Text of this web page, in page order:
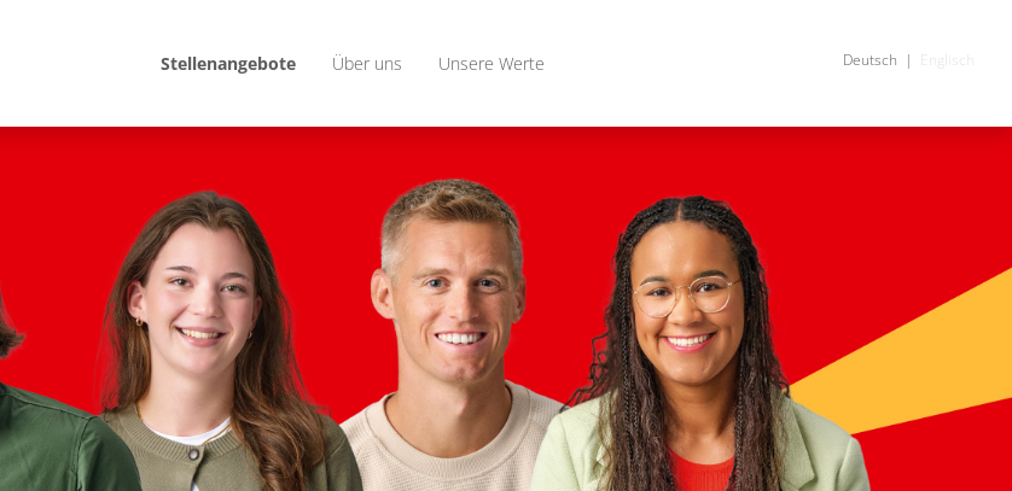
Deutsch Englisch
Stellenangebote Über uns Unsere Werte